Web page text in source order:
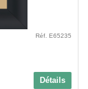
Réf. E65235
Détails